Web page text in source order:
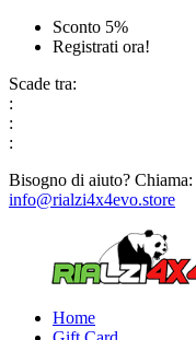
Sconto 5%
Registrati ora!
Scade tra:
:
:
:
Bisogno di aiuto? Chiama:
info@rialzi4x4evo.store
Home